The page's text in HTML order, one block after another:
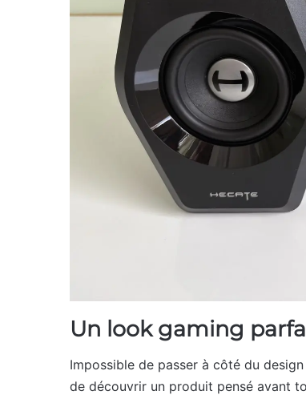
Un look gaming
Impossible de passer à côté du
de découvrir un produit pensé avant